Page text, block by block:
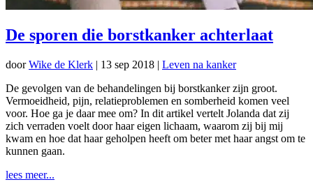
De sporen die borstkanker achterlaat
doorWike de Klerk | 13 sep 2018 | Leven na kanker
De gevolgen van de behandelingen bij borstkanker zijn groot.
Vermoeidheid, pijn, relatieproblemen en somberheid komen veel
voor. Hoe ga je daar mee om? In dit artikel vertelt Jolanda dat zij
zich verraden voelt door haar eigen lichaam, waarom zij bij mij
kwam en hoe dat haar geholpen heeft om beter met haar angst om te
kunnen gaan.
lees meer...